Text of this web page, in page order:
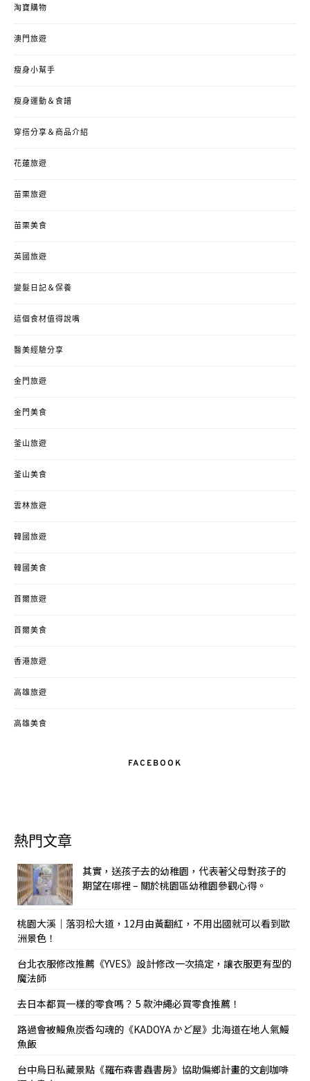
淘寶購物
澳門旅遊
瘦身小幫手
瘦身運動＆食譜
穿搭分享＆商品介紹
花蓮旅遊
苗栗旅遊
苗栗美食
英國旅遊
變髮日記＆保養
這個食材值得說嘴
醫美經驗分享
金門旅遊
金門美食
釜山旅遊
釜山美食
雲林旅遊
韓國旅遊
韓國美食
首爾旅遊
首爾美食
香港旅遊
高雄旅遊
高雄美食
FACEBOOK
熱門文章
其實，送孩子去的幼稚園，代表著父母對孩子的
期望在哪裡 – 關於桃園區幼稚園參觀心得。
桃園大溪｜落羽松大道，12月由黃翻紅，不用出國就可以看到歐
洲景色！
台北衣服修改推薦《YVES》設計修改一次搞定，讓衣服更有型的
魔法師
去日本都買一樣的零食嗎？ 5 款沖繩必買零食推薦！
路過會被鰻魚炭香勾魂的《KADOYA かど屋》北海道在地人氣鰻
魚飯
台中烏日私藏景點《羅布森書蟲書房》協助偏鄉計畫的文創咖啡